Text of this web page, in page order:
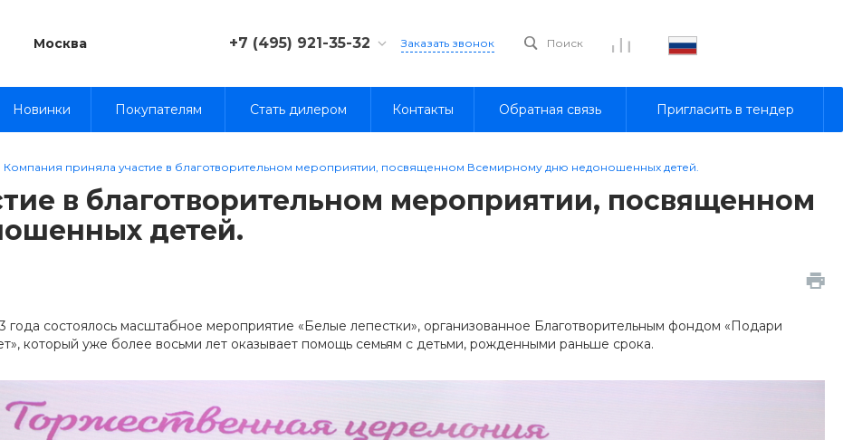
Москва +7 (495) 921-35-32
8 (800) 333-35-32
Заказать звонок Поиск
Новинки Покупателям Стать дилером Контакты Обратная связь Пригласить в тендер
Компания приняла участие в благотворительном мероприятии, посвященном Всемирному дню недоношенных детей.
в благотворительном мероприятии, посвященном
детей.
года состоялось масштабное мероприятие «Белые лепестки», организованное Благотворительным фондом «Подари
который уже более восьми лет оказывает помощь семьям с детьми, рожденными раньше срока.